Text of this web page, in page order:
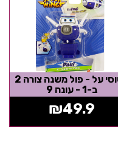
מטוסי על - פול משנה צורה 2
ב-1 - עונה 9
₪49.9